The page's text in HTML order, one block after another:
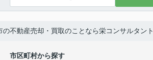
の不動産売却・買取のことなら栄コンサルタント
市区町村から探す